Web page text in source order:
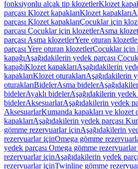
fonksiyonlu alçak tip klozetlerKlozet
parçası Klozet kapaklarıKlozet kapakları
parçası Klozet kapaklarıÇocuklar için
parçası Çocuklar için klozetlerAsma
parçası Asma klozetlerYere oturan
parçası Yere oturan klozetlerÇocuklar için
kapağıAşağıdakilerin yedek parçası
kapağıKlozet kapaklarıAşağıdakilerin
kapaklarıKlozet oturaklarıAşağıdakilerin
oturaklarıBidelerAsma bideler
bidelerAyaklı bidelerAşağıdakilerin yedek
bidelerAksesuarlarAşağıdakilerin yedek
AksesuarlarKumanda kapakları ve klozet
kapaklarıAşağıdakilerin yedek parçası
gömme rezervuarlar içinAşağıdakilerin
rezervuarlar içinOmega gömme
yedek parçası Omega gömme
rezervuarlar içinAşağıdakilerin yedek
rezervuarlar içinTwinline gömme